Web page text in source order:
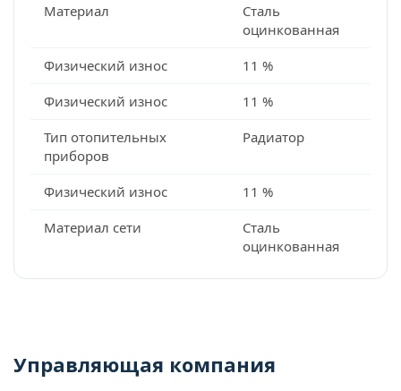
Материал
Сталь
оцинкованная
Физический износ
11 %
Физический износ
11 %
Тип отопительных
приборов
Радиатор
Физический износ
11 %
Материал сети
Сталь
оцинкованная
Управляющая компания